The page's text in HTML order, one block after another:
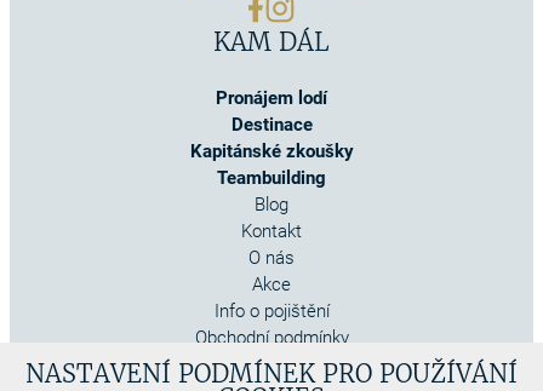
NASTAVENÍ PODMÍNEK PRO POUŽÍVÁNÍ
KAM DÁL
Pronájem lodí
Destinace
Kapitánské zkoušky
Teambuilding
Blog
Kontakt
O nás
Akce
Info o pojištění
Obchodní podmínky
Cookies